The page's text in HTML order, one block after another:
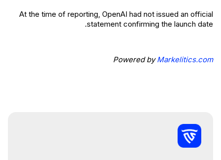
At the time of reporting, OpenAI had not issued an official
statement confirming the launch date.
Powered byMarkelitics.com